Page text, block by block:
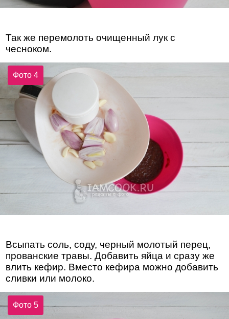
Так же перемолоть очищенный лук с
чесноком.
Фото 4
Всыпать соль, соду, черный молотый перец,
прованские травы. Добавить яйца и сразу же
влить кефир. Вместо кефира можно добавить
сливки или молоко.
Фото 5